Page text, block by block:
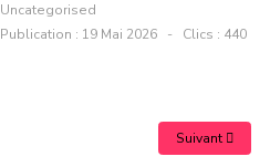
Uncategorised
Publication : 19 Mai 2026 Clics : 440
Suivant